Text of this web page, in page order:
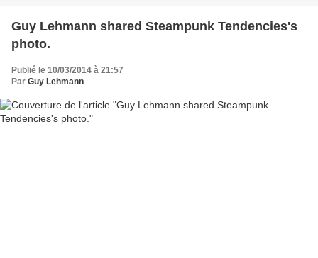
Guy Lehmann shared Steampunk Tendencies's
photo.
Publié le 10/03/2014 à 21:57
Par Guy Lehmann